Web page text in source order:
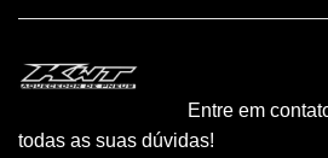
Entre em
todas as suas dúvidas!